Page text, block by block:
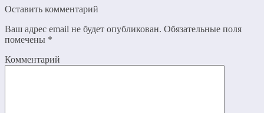
Оставить комментарий
Ваш адрес email не будет опубликован. Обязательные поля
помечены *
Комментарий